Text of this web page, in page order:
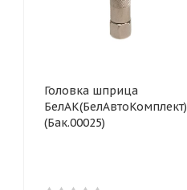
Головка шприца
БелАК(БелАвтоКомплект)
(Бак.00025)